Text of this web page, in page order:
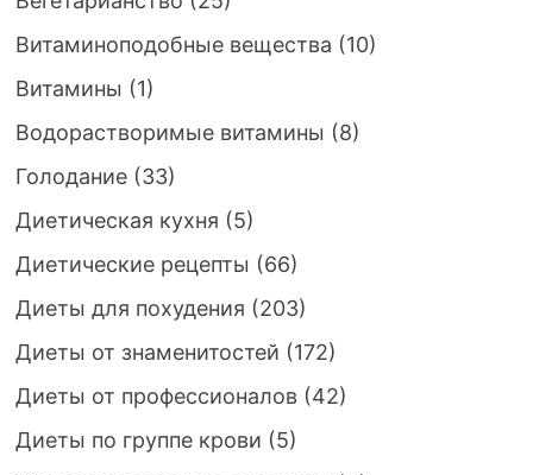
Витаминоподобные вещества (10)
Витамины (1)
Водорастворимые витамины (8)
Голодание(33)
Диетическая кухня (5)
Диетические рецепты (66)
Диеты для похудения (203)
Диеты от знаменитостей (172)
Диеты от профессионалов(42)
Диеты по группе крови (5)